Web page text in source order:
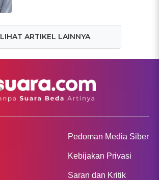
LIHAT ARTIKEL LAINNYA
Pedoman Media Siber
Kebijakan Privasi
Saran dan Kritik